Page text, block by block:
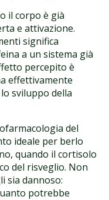
il corpo è già
e attivazione.
significa
a un sistema già
percepito è
effettivamente
sviluppo della
del
ideale per berlo
quando il cortisolo
del risveglio. Non
sia dannoso:
potrebbe